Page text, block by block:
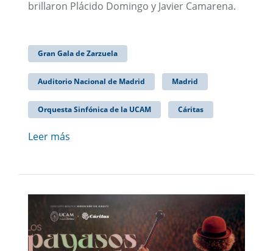
brillaron Plácido Domingo y Javier Camarena.
Gran Gala de Zarzuela
Auditorio Nacional de Madrid Madrid
Orquesta Sinfónica de la UCAM Cáritas
Leer más